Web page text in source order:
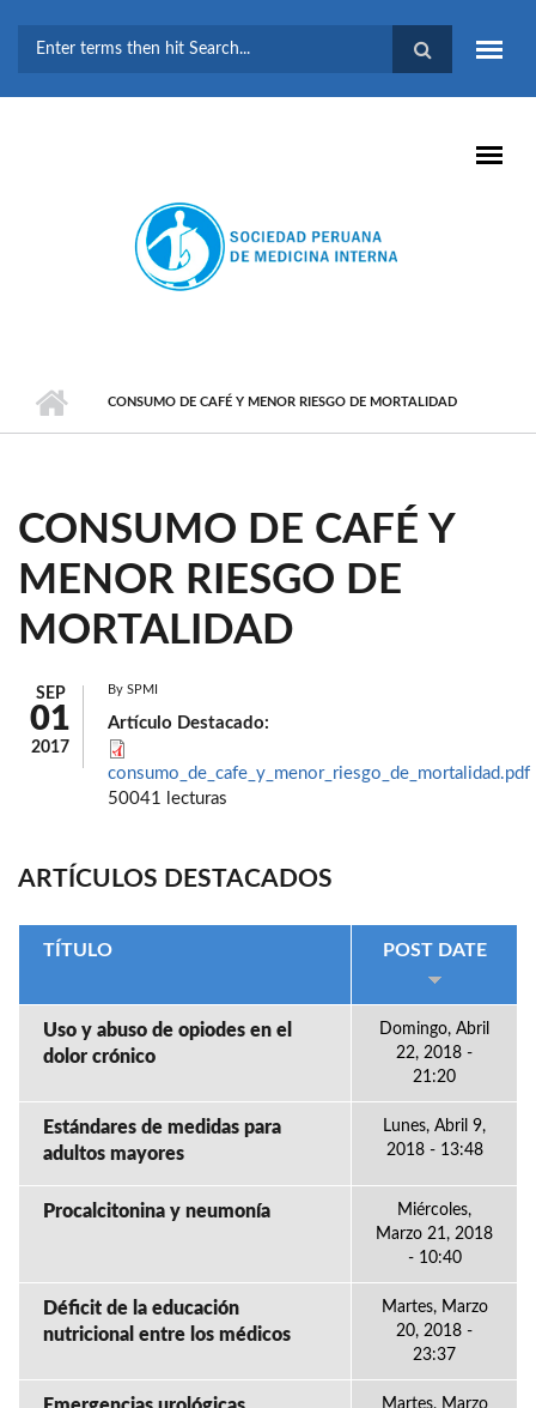
BÚSQUEDA
CONSUMO DE CAFÉ Y MENOR RIESGO DE MORTALIDAD
CONSUMO DE CAFÉ Y
MENOR RIESGO DE
MORTALIDAD
SEP
01
2017
By SPMI
Artículo Destacado:
consumo_de_cafe_y_menor_riesgo_de_mortalidad.pdf
50041 lecturas
ARTÍCULOS DESTACADOS
TÍTULO POST DATE
Uso y abuso de opiodes en el
dolor crónico
Domingo, Abril
22, 2018 -
21:20
Estándares de medidas para
adultos mayores
Lunes, Abril 9,
2018 - 13:48
Procalcitonina y neumonía
Miércoles,
Marzo 21, 2018
- 10:40
Déficit de la educación
nutricional entre los médicos
Martes, Marzo
20, 2018 -
23:37
Martes, Marzo